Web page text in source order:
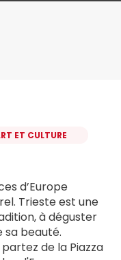
ET CULTURE
d’Europe
Trieste est une
à déguster
beauté.
de la Piazza